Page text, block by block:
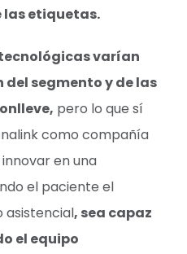
las etiquetas.
varían
del segmento y de las
pero lo que sí
como compañía
en una
el paciente el
asistencial, sea capaz
el equipo